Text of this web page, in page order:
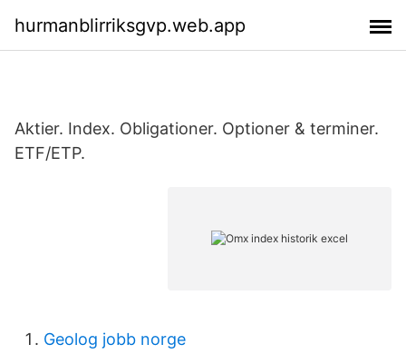
hurmanblirriksgvp.web.app
Aktier. Index. Obligationer. Optioner & terminer.
ETF/ETP.
Geolog jobb norge